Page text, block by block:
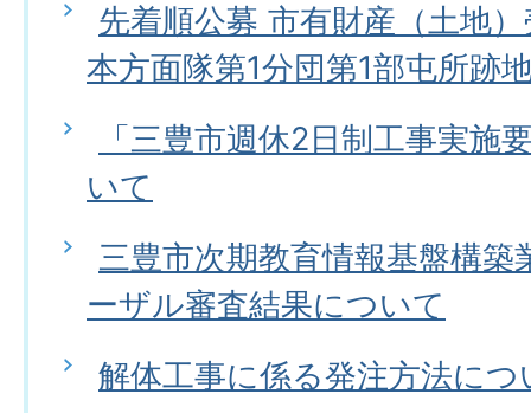
先着順公募 市有財産（土地
本方面隊第1分団第1部屯所跡
「三豊市週休2日制工事実施
いて
三豊市次期教育情報基盤構
ーザル審査結果について
解体工事に係る発注方法に